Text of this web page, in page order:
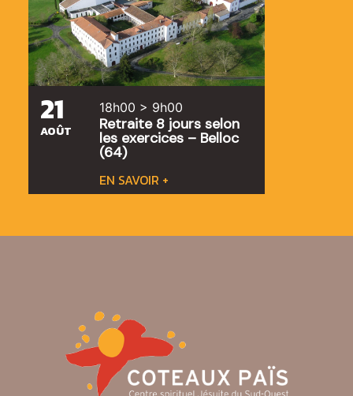
21
AOÛT
18h00 > 9h00
Retraite 8 jours selon
les exercices – Belloc
(64)
EN SAVOIR +